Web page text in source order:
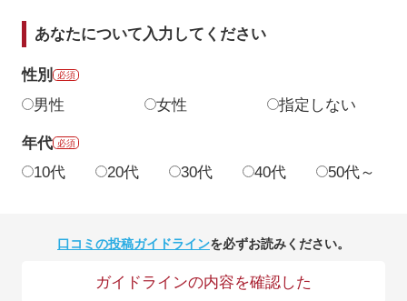
あなたについて入力してください
性別 必須
男性 女性 指定しない
年代 必須
10代 20代 30代 40代 50代～
口コミの投稿ガイドラインを必ずお読みください。
ガイドラインの内容を確認した